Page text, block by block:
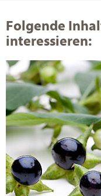
Folgende
interessieren: